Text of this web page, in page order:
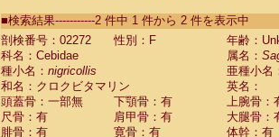
CebidaeSaguinus labiatus(0)
Cebidae Saguinus leucopus (0)
Cebidae
CebidaeSaguinus mystax
CebidaeSaguinus nigricollis (1)
Cebidae Saguinus oedipus
Cebidae Saguinus weddelli
■検索結果-----------2 件中 1 件から 2 件を表示中
剖検番号：02272
性別：F
年齢：
科名：Cebidae
属名：
種小名： nigricollis
亜種小名
和名：クロクビタマリン
英名：
頭蓋骨：一部無
下顎骨：有
上腕骨：
尺骨：有
肩甲骨：有
大腿骨：
腓骨：有
寛骨：有
体幹：有